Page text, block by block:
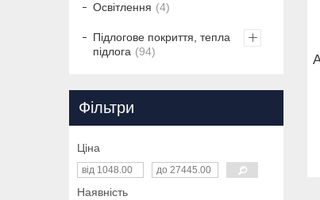
Освітлення 4
Підлогове покриття, тепла
підлога
94
Фільтри
Ціна
Наявність